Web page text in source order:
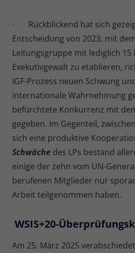
· Rückblickend hat sich
Entscheidung von 2023, mit
Leitungsgruppe mit lediglich 15
Exekutivgewalt zu etablieren,
IGF-Prozess neuen Schwung
internationale Wahrnehmung
befürchtete Konkurrenz mit
gegeben. Im Gegenteil,
sich eine produktive
Schwäche des LPs bestand
einige der zehn vom UN-
berufenen Mitglieder nur
Arbeit teilgenommen haben.
WSIS+20-
Am 25. März 2025